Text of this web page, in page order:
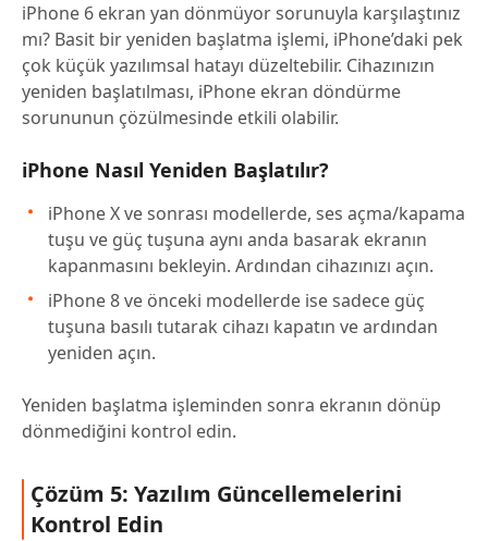
iPhone 6 ekran yan dönmüyor sorunuyla karşılaştınız
mı? Basit bir yeniden başlatma işlemi, iPhone’daki pek
çok küçük yazılımsal hatayı düzeltebilir. Cihazınızın
yeniden başlatılması, iPhone ekran döndürme
sorununun çözülmesinde etkili olabilir.
iPhone Nasıl Yeniden Başlatılır?
iPhone X ve sonrası modellerde, ses açma/kapama
tuşu ve güç tuşuna aynı anda basarak ekranın
kapanmasını bekleyin. Ardından cihazınızı açın.
iPhone 8 ve önceki modellerde ise sadece güç
tuşuna basılı tutarak cihazı kapatın ve ardından
yeniden açın.
Yeniden başlatma işleminden sonra ekranın dönüp
dönmediğini kontrol edin.
Çözüm 5: Yazılım Güncellemelerini
Kontrol Edin